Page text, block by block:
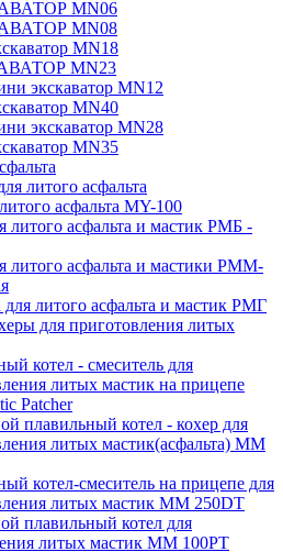
MN06
MN08
MN18
MN23
экскаватор MN12
MN40
экскаватор MN28
MN35
литого асфальта
асфальта MY-100
литого асфальта и мастик РМБ -
литого асфальта и мастики РММ-
для литого асфальта и мастик РМГ
для приготовления литых
котел - смеситель для
литых мастик на прицепе
Patcher
плавильный котел - кохер для
литых мастик(асфальта) MM
котел-смеситель на прицепе для
литых мастик MM 250DT
плавильный котел для
литых мастик MM 100PT